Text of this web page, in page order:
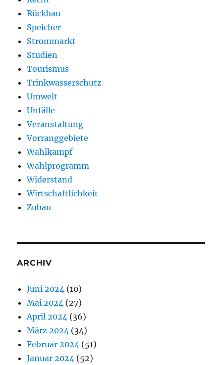
Rückbau
Speicher
Strommarkt
Studien
Tourismus
Trinkwasserschutz
Umwelt
Unfälle
Veranstaltung
Vorranggebiete
Wahlkampf
Wahlprogramm
Widerstand
Wirtschaftlichkeit
Zubau
ARCHIV
Juni 2024 (10)
Mai 2024 (27)
April 2024 (36)
März 2024 (34)
Februar 2024 (51)
Januar 2024 (52)